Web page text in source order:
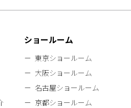
ショールーム
東京ショールーム
大阪ショールーム
名古屋ショールーム
京都ショールーム